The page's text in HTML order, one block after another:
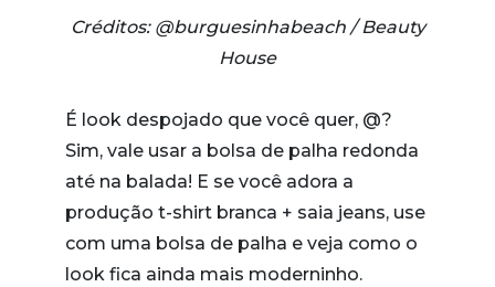
Créditos: @burguesinhabeach / Beauty
House
É look despojado que você quer, @?
Sim, vale usar a bolsa de palha redonda
até na balada! E se você adora a
produção t-shirt branca + saia jeans, use
com uma bolsa de palha e veja como o
look fica ainda mais moderninho.